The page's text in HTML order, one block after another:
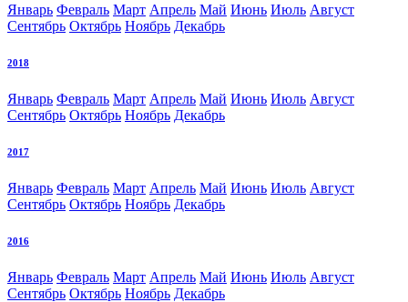
Январь Февраль Март Апрель Май Июнь Июль Август
Сентябрь Октябрь Ноябрь Декабрь
2018
Январь Февраль Март Апрель Май Июнь Июль Август
Сентябрь Октябрь Ноябрь Декабрь
2017
Январь Февраль Март Апрель Май Июнь Июль Август
Сентябрь Октябрь Ноябрь Декабрь
2016
Январь Февраль Март Апрель Май Июнь Июль Август
Сентябрь Октябрь Ноябрь Декабрь